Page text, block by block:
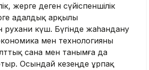
жерге деген сүйіспеншілік
адалдық арқылы
рухани күш. Бүгінде жаһандану
мен технологияны
сана мен танымға да
Осындай кезеңде ұрпақ